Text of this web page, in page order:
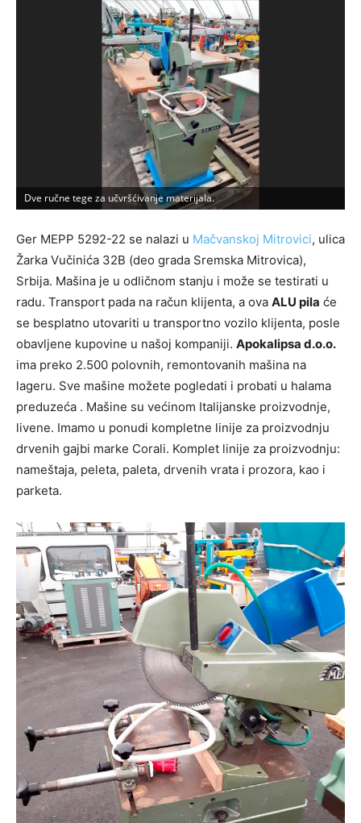
Dve ručne tege za učvršćivanje materijala.
Ger MEPP 5292-22 se nalazi u Mačvanskoj Mitrovici, ulica
Žarka Vučinića 32B (deo grada Sremska Mitrovica),
Srbija. Mašina je u odličnom stanju i može se testirati u
radu. Transport pada na račun klijenta, a ova ALU pila će
se besplatno utovariti u transportno vozilo klijenta, posle
obavljene kupovine u našoj kompaniji. Apokalipsa d.o.o.
ima preko 2.500 polovnih, remontovanih mašina na
lageru. Sve mašine možete pogledati i probati u halama
preduzeća . Mašine su većinom Italijanske proizvodnje,
livene. Imamo u ponudi kompletne linije za proizvodnju
drvenih gajbi marke Corali. Komplet linije za proizvodnju:
nameštaja, peleta, paleta, drvenih vrata i prozora, kao i
parketa.